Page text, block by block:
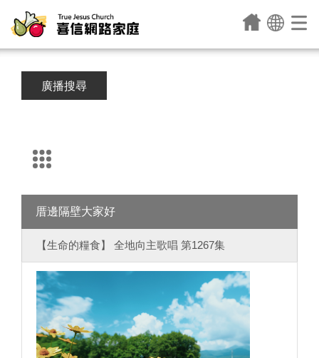
廣播搜尋
厝邊隔壁大家好
【生命的糧食】 全地向主歌唱 第1267集